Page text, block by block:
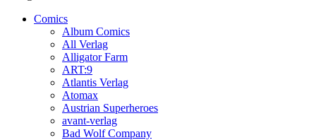
Comics
Album Comics
All Verlag
Alligator Farm
ART:9
Atlantis Verlag
Atomax
Austrian Superheroes
avant-verlag
Bad Wolf Company